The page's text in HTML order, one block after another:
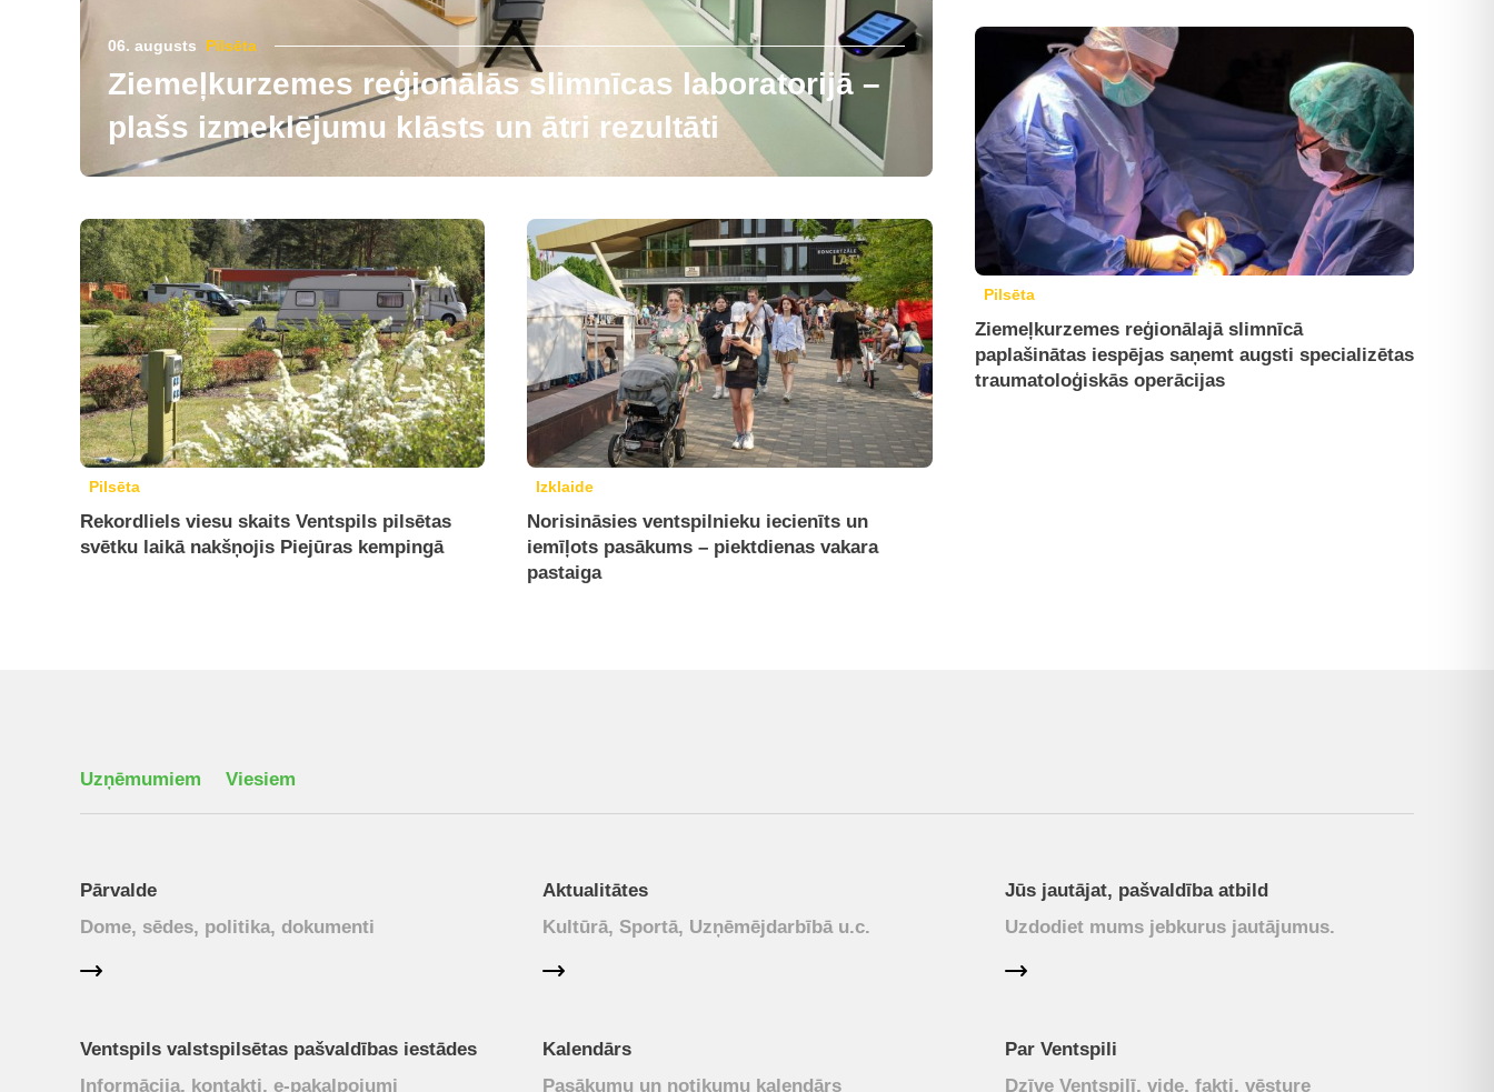
06. augusts Pilsēta
Ziemeļkurzemes reģionālās slimnīcas laboratorijā –
plašs izmeklējumu klāsts un ātri rezultāti
Pilsēta
Rekordliels viesu skaits Ventspils pilsētas
svētku laikā nakšņojis Piejūras kempingā
Izklaide
Norisināsies ventspilnieku iecienīts un
iemīļots pasākums – piektdienas vakara
pastaiga
Pilsēta
Ziemeļkurzemes reģionālajā slimnīcā
paplašinātas iespējas saņemt augsti specializētas
traumatoloģiskās operācijas
Uzņēmumiem Viesiem
Pārvalde
Dome, sēdes, politika, dokumenti
Aktualitātes
Kultūrā, Sportā, Uzņēmējdarbībā u.c.
Jūs jautājat, pašvaldība atbild
Uzdodiet mums jebkurus jautājumus.
Ventspils valstspilsētas pašvaldības iestādes
Informācija, kontakti, e-pakalpojumi
Kalendārs
Pasākumu un notikumu kalendārs
Par Ventspili
Dzīve Ventspilī, vide, fakti, vēsture